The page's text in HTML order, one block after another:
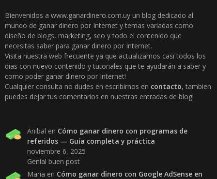
Bienvenidos a www.ganardinero.com.uy un blog dedicado al
mundo de ganar dinero por Internet y temas variadas como
diseño de blogs, marketing, seo y todo el contenido que
necesitas saber para ganar dinero por Internet.
Visita nuestra web frecuente ya que actualizamos casi todos los
dias con nuevo contenido y tutoriales que te ayudarán a saber y
como poder ganar dinero por Internet!
Cualquier consulta no dudes en escribirnos en contacto, tambien
puedes dejar tus comentarios en nuestras entradas de blog!
Anibal en Cómo ganar dinero con programas de
referidos — Guía completa y práctica
noviembre 6, 2025
Genial buen post
Maria en Cómo ganar dinero con Google AdSense en